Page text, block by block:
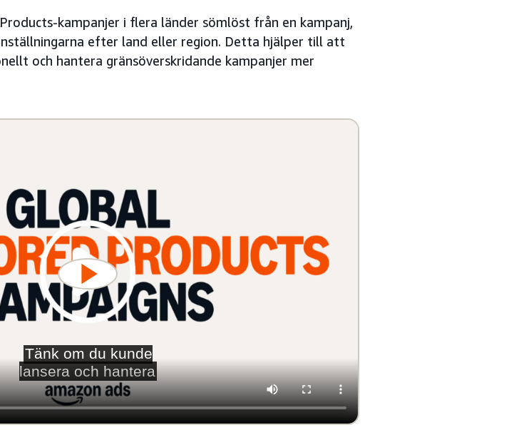
kampanjer i flera länder sömlöst från en kampanj,
efter land eller region. Detta hjälper till att
och hantera gränsöverskridande kampanjer mer